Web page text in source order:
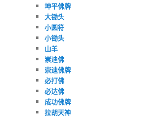
坤平佛牌
大锄头
小圆符
小锄头
山羊
崇迪佛
崇迪佛牌
必打佛
必达佛
成功佛牌
拉胡天神